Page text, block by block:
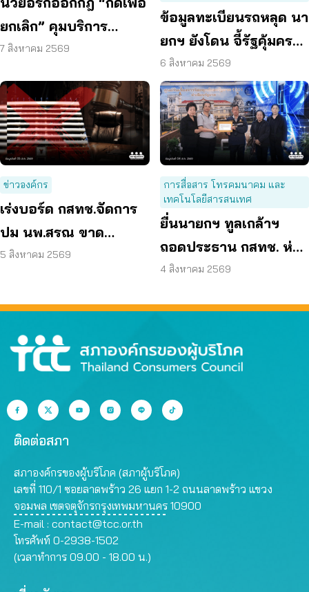
ยกเลิก” คุมบริการ
ออนไลน์ ต่ออายุสมาชิก
7 สิงหาคม 2569
ข้อมูลทะเบียนรถหลุด นา
ยกฯ ยังโดน จี้รัฐคุ้มครอง
ข้อมูลส่วนบุคคล
6 สิงหาคม 2569
ข่าวองค์กร
เร่งบอร์ด กสทช.จัดการ
ปม นพ.สรณ ขาด
คุณสมบัติ ตามมติ
5 สิงหาคม 2569
การสื่อสาร โทรคมนาคม และ
เทคโนโลยีสารสนเทศ
ยื่นนายกฯ ทูลเกล้าฯ
ถอดประธาน กสทช. ห่วง
คุ้มครองผู้บริโภคสะดุด
4 สิงหาคม 2569
ติดต่อสภา
สภาองค์กรของผู้บริโภค (สภาผู้บริโภค)
เลขที่ 110/1 ซอยลาดพร้าว 26 แยก 1-2 ถนนลาดพร้าว แขวง
จอมพล เขตจตุจักรกรุงเทพมหานคร 10900
E-mail : contact@tcc.or.th
โทรศัพท์ 0-2938-1502
(เวลาทำการ 09.00 - 18.00 น.)